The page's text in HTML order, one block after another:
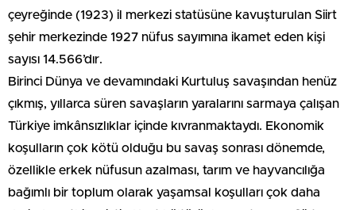
çeyreğinde (1923) il merkezi statüsüne kavuşturulan Siirt
şehir merkezinde 1927 nüfus sayımına ikamet eden kişi
sayısı 14.566’dır.
Birinci Dünya ve devamındaki Kurtuluş savaşından henüz
çıkmış, yıllarca süren savaşların yaralarını sarmaya çalışan
Türkiye imkânsızlıklar içinde kıvranmaktaydı. Ekonomik
koşulların çok kötü olduğu bu savaş sonrası dönemde,
özellikle erkek nüfusun azalması, tarım ve hayvancılığa
bağımlı bir toplum olarak yaşamsal koşulları çok daha